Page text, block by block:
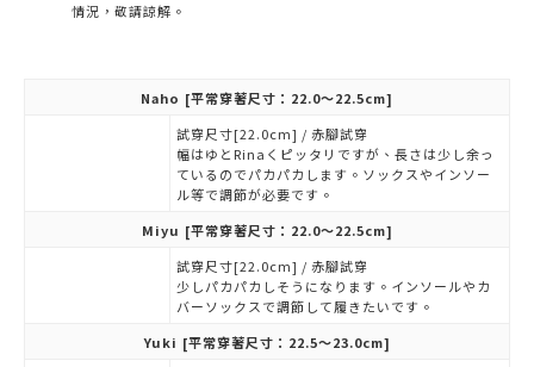
情況，敬請諒解。
Naho [平常穿著尺寸：22.0～22.5cm]
試穿尺寸[22.0cm] / 赤腳試穿
幅はゆとRinaくピッタリですが、長さは少し余っ
ているのでパカパカします。ソックスやインソー
ル等で調節が必要です。
Miyu [平常穿著尺寸：22.0～22.5cm]
試穿尺寸[22.0cm] / 赤腳試穿
少しパカパカしそうになります。インソールやカ
バーソックスで調節して履きたいです。
Yuki [平常穿著尺寸：22.5～23.0cm]